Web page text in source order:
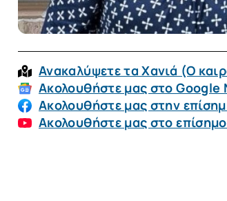
Ανακαλύψετε τα Χανιά (O
Ακολουθήστε μας στο Google
Ακολουθήστε μας στην
Ακολουθήστε μας στο